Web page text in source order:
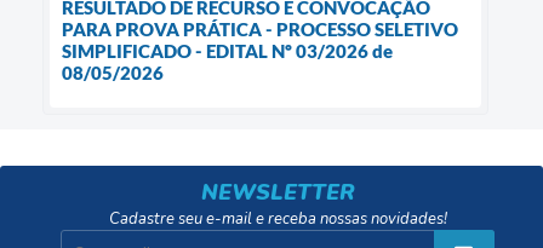
RESULTADO DE RECURSO E CONVOCAÇÃO
PARA PROVA PRÁTICA - PROCESSO SELETIVO
SIMPLIFICADO - EDITAL Nº 03/2026 de
08/05/2026
NEWSLETTER
Cadastre seu e-mail e receba nossas novidades!